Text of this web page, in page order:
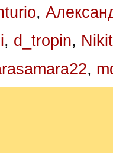
,
, d_tropin,
,